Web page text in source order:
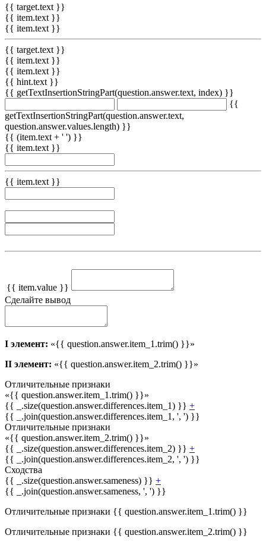
{{ target.text }}
{{ item.text }}
{{ item.text }}
{{ target.text }}
{{ item.text }}
{{ item.text }}
{{ hint.text }}
{{ getTextInsertionStringPart(question.answer.text, index) }}
{{
getTextInsertionStringPart(question.answer.text,
question.answer.values.length) }}
{{ (item.text + ' ') }}
{{ item.text }}
{{ item.text }}
{{ item.value }}
Сделайте вывод
I элемент: «{{ question.answer.item_1.trim() }}»
II элемент: «{{ question.answer.item_2.trim() }}»
Отличительные признаки
«{{ question.answer.item_1.trim() }}»
{{ _.size(question.answer.differences.item_1) }} +
{{ _.join(question.answer.differences.item_1, ', ') }}
Отличительные признаки
«{{ question.answer.item_2.trim() }}»
{{ _.size(question.answer.differences.item_2) }} +
{{ _.join(question.answer.differences.item_2, ', ') }}
Сходства
{{ _.size(question.answer.sameness) }} +
{{ _.join(question.answer.sameness, ', ') }}
Отличительные признаки {{ question.answer.item_1.trim() }}
Отличительные признаки {{ question.answer.item_2.trim() }}